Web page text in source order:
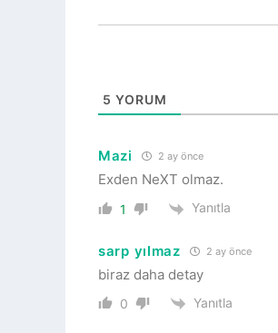
5 YORUM
Mazi 2 ay önce
Exden NeXT olmaz.
1 Yanıtla
sarp yılmaz 2 ay önce
biraz daha detay
0 Yanıtla